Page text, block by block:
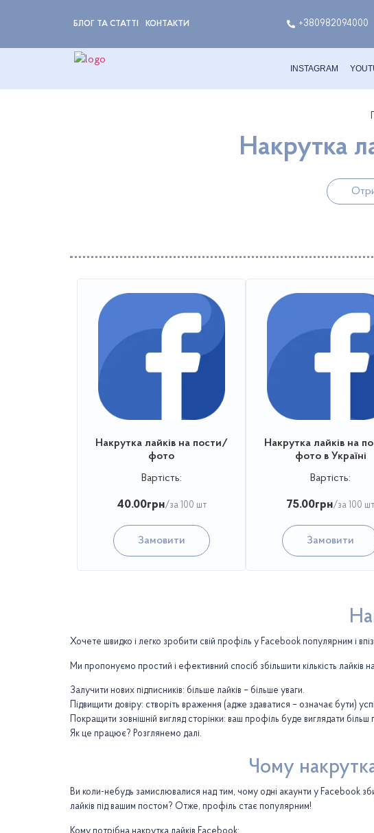
БЛОГ ТА СТАТТІ КОНТАКТИ +380982094000
INSTAGRAM
Накрутка
Накрутка лайків на пости/
фото
Вартість:
40.00грн/за 100 шт
Замовити
Накрутка лайків на
фото в Україні
Вартість:
75.00грн/за 100 шт
Замовити
Хочете швидко і легко зробити свій профіль у Facebook популярним і
Ми пропонуємо простий і ефективний спосіб збільшити кількість
Залучити нових підписників: більше лайків – більше уваги.
Підвищити довіру: створіть враження (адже здаватися – означає бути)
Покращити зовнішній вигляд сторінки: ваш профіль буде виглядати
Як це працює? Розглянемо далі.
Чому
Ви коли-небудь замислювалися над тим, чому одні акаунти у Facebook
лайків під вашим постом? Отже, профіль стає популярним!